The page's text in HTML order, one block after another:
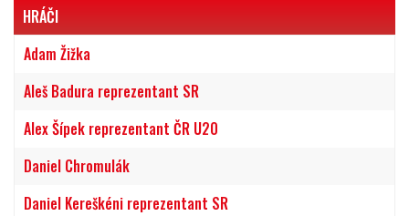
HRÁČI
Adam Žižka
Aleš Badura reprezentant SR
Alex Šípek reprezentant ČR U20
Daniel Chromulák
Daniel Kereškéni reprezentant SR